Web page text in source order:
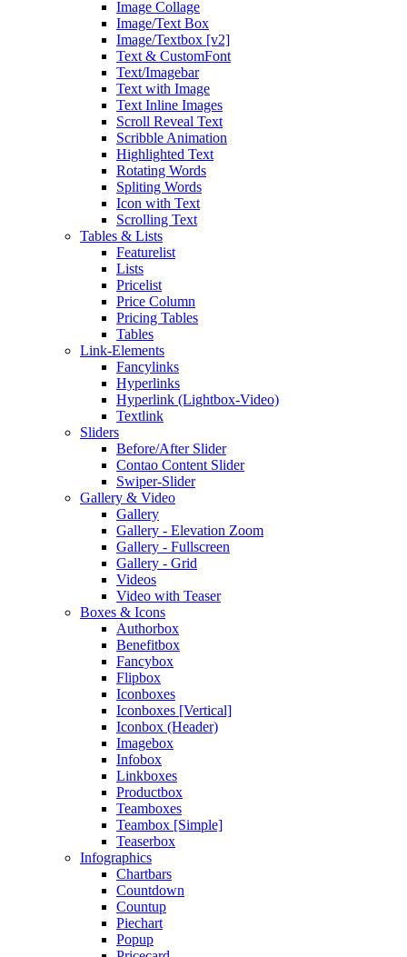
Image Collage
Image/Text Box
Image/Textbox [v2]
Text & CustomFont
Text/Imagebar
Text with Image
Text Inline Images
Scroll Reveal Text
Scribble Animation
Highlighted Text
Rotating Words
Spliting Words
Icon with Text
Scrolling Text
Tables & Lists
Featurelist
Lists
Pricelist
Price Column
Pricing Tables
Tables
Link-Elements
Fancylinks
Hyperlinks
Hyperlink (Lightbox-Video)
Textlink
Sliders
Before/After Slider
Contao Content Slider
Swiper-Slider
Gallery & Video
Gallery
Gallery - Elevation Zoom
Gallery - Fullscreen
Gallery - Grid
Videos
Video with Teaser
Boxes & Icons
Authorbox
Benefitbox
Fancybox
Flipbox
Iconboxes
Iconboxes [Vertical]
Iconbox (Header)
Imagebox
Infobox
Linkboxes
Productbox
Teamboxes
Teambox [Simple]
Teaserbox
Infographics
Chartbars
Countdown
Countup
Piechart
Popup